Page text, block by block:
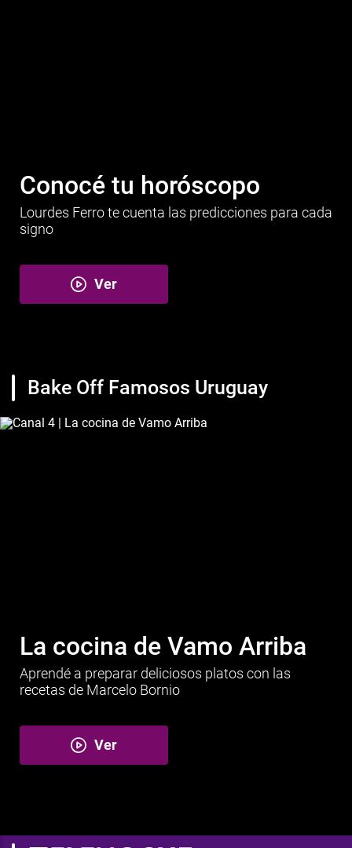
Conocé tu horóscopo
Lourdes Ferro te cuenta las predicciones para cada
signo
Ver
Bake Off Famosos Uruguay
La cocina de Vamo Arriba
Aprendé a preparar deliciosos platos con las
recetas de Marcelo Bornio
Ver